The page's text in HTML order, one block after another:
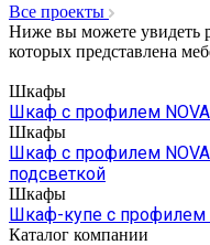
Все проекты
Ниже вы можете увидеть
которых представлена
Шкафы
Шкаф с профилем
Шкафы
Шкаф с профилем
подсветкой
Шкафы
Шкаф-купе с профилем
Каталог компании